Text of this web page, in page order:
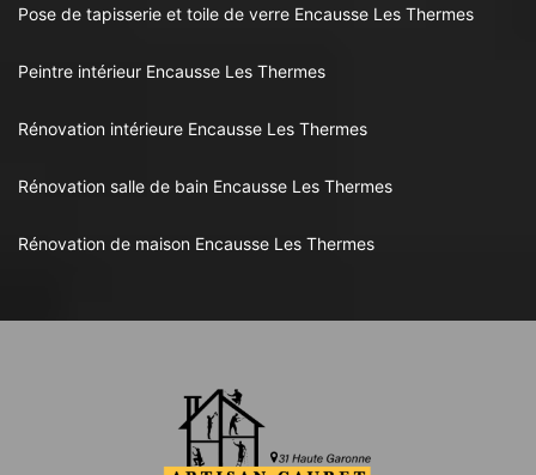
Pose de tapisserie et toile de verre Encausse Les Thermes
Peintre intérieur Encausse Les Thermes
Rénovation intérieure Encausse Les Thermes
Rénovation salle de bain Encausse Les Thermes
Rénovation de maison Encausse Les Thermes